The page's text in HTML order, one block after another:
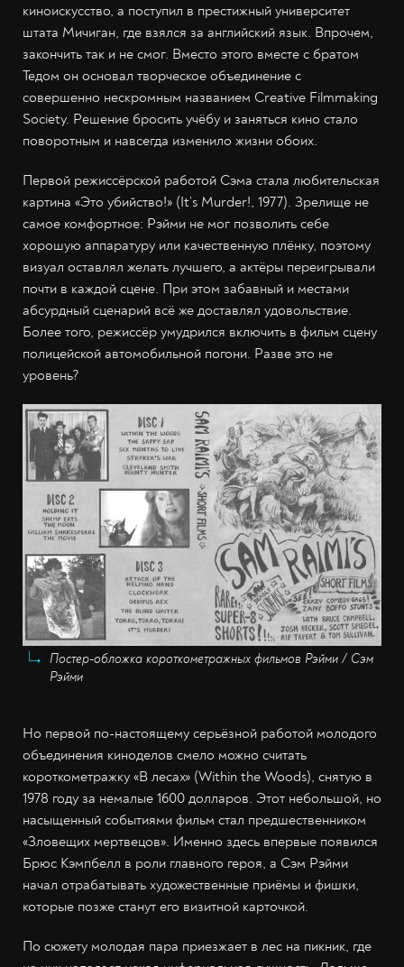
киноискусство, а поступил в престижный университет
штата Мичиган, где взялся за английский язык. Впрочем,
закончить так и не смог. Вместо этого вместе с братом
Тедом он основал творческое объединение с
совершенно нескромным названием Creative Filmmaking
Society. Решение бросить учёбу и заняться кино стало
поворотным и навсегда изменило жизни обоих.
Первой режиссёрской работой Сэма стала любительская
картина «Это убийство!» (It’s Murder!, 1977). Зрелище не
самое комфортное: Рэйми не мог позволить себе
хорошую аппаратуру или качественную плёнку, поэтому
визуал оставлял желать лучшего, а актёры переигрывали
почти в каждой сцене. При этом забавный и местами
абсурдный сценарий всё же доставлял удовольствие.
Более того, режиссёр умудрился включить в фильм сцену
полицейской автомобильной погони. Разве это не
уровень?
Постер-обложка короткометражных фильмов Рэйми / Сэм
Рэйми
Но первой по-настоящему серьёзной работой молодого
объединения киноделов смело можно считать
короткометражку «В лесах» (Within the Woods), снятую в
1978 году за немалые 1600 долларов. Этот небольшой, но
насыщенный событиями фильм стал предшественником
«Зловещих мертвецов». Именно здесь впервые появился
Брюс Кэмпбелл в роли главного героя, а Сэм Рэйми
начал отрабатывать художественные приёмы и фишки,
которые позже станут его визитной карточкой.
По сюжету молодая пара приезжает в лес на пикник, где